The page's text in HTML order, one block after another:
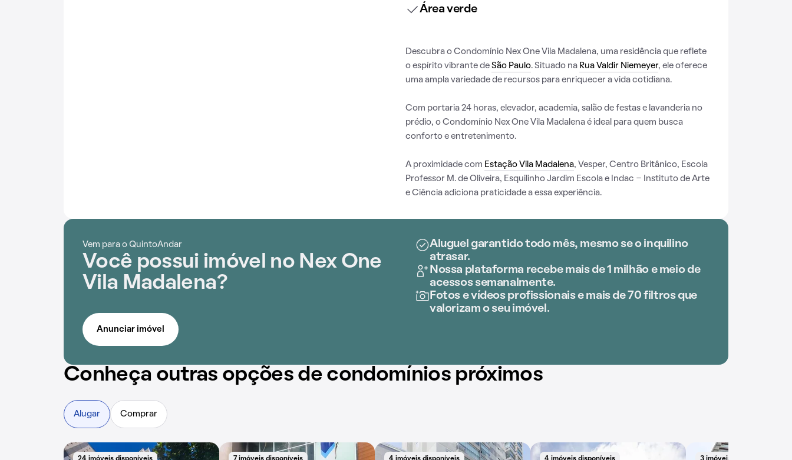
Área verde
Descubra o Condomínio Nex One Vila Madalena, uma residência que reflete
o espírito vibrante de São Paulo. Situado na Rua Valdir Niemeyer, ele oferece
uma ampla variedade de recursos para enriquecer a vida cotidiana.
Com portaria 24 horas, elevador, academia, salão de festas e lavanderia no
prédio, o Condomínio Nex One Vila Madalena é ideal para quem busca
conforto e entretenimento.
A proximidade com Estação Vila Madalena, Vesper, Centro Britânico, Escola
Professor M. de Oliveira, Esquilinho Jardim Escola e Indac - Instituto de Arte
e Ciência adiciona praticidade a essa experiência.
Vem para o QuintoAndar
Você possui imóvel no Nex One
Vila Madalena?
Aluguel garantido todo mês, mesmo se o inquilino
atrasar.
Nossa plataforma recebe mais de 1 milhão e meio de
acessos semanalmente.
Fotos e vídeos profissionais e mais de 70 filtros que
valorizam o seu imóvel.
Anunciar imóvel
Conheça outras opções de condomínios próximos
Alugar Comprar
24 imóveis disponíveis 7 imóveis disponíveis 4 imóveis disponíveis 4 imóveis disponíveis 3 imóveis disponíveis